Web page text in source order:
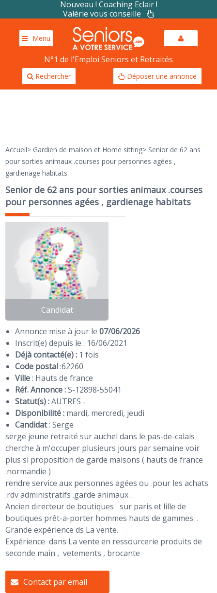
Nouveau ! Coaching Eclair !
Valérie vous conseille
Menu
N°1 de l'Emploi Seniors et Retraités
Rechercher Déposer une annonce
Accueil> Gardien de maison et Home sitting> Senior de 62 ans
pour sorties animaux .courses pour personnes agées ,
gardienage habitats
Senior de 62 ans pour sorties animaux .courses
pour personnes agées , gardienage habitats
Candidat
Annonce mise à jour le07/06/2026
Inscrit(e) depuis le : 16/06/2021
Déjà contacté(e) : 1 fois
Code postal:62260
Ville: Hauts de france
Réf. Annonce :S-12898-55041
Statut(s) :AUTRES -
Disponibilité : mardi, mercredi, jeudi
Candidat:Serge
serge jeune retraité sur auchel dans le pas-de-calais
cherche à m'occuper plusieurs jours par semaine voir
plus si proposition de garde maisons ( hauts de france
.normandie )
rendre service aux personnes agées ou pour les achats
.rdv administratifs .garde animaux .
Ancien directeur de boutiques sur paris et lille de
boutiques prêt-a-porter hommes hauts de gammes .
Grande expérience ds La vente.
Expérience dans La vente en ressourcerie produits de
seconde main , vetements , brocante
Contact par email